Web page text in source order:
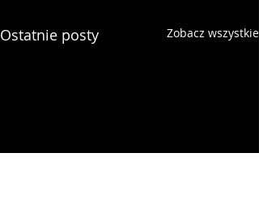
Ostatnie posty Zobacz wszystkie